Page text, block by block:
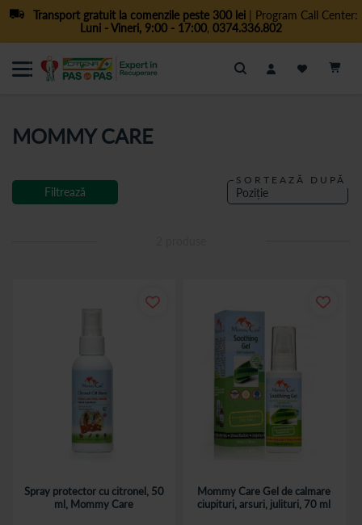
Transport gratuit la comenzile peste 300 lei| Program Call Center:
Luni - Vineri, 9:00 - 17:00, 0374.336.802
Cautare
MOMMY CARE
SORTEAZĂ DUPĂ
Spray protector cu citronel, 50
ml, Mommy Care
Mommy Care Gel de calmare
ciupituri, arsuri, julituri, 70 ml
Filtrează